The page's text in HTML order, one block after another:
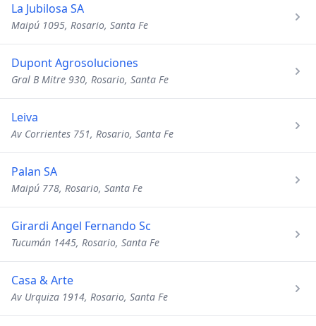
La Jubilosa SA
Maipú 1095, Rosario, Santa Fe
Dupont Agrosoluciones
Gral B Mitre 930, Rosario, Santa Fe
Leiva
Av Corrientes 751, Rosario, Santa Fe
Palan SA
Maipú 778, Rosario, Santa Fe
Girardi Angel Fernando Sc
Tucumán 1445, Rosario, Santa Fe
Casa & Arte
Av Urquiza 1914, Rosario, Santa Fe